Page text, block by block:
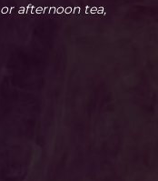
afternoon tea,